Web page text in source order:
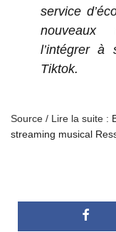
service
nouveaux
l’intégrer à
Tiktok.
Source / Lire la suite :
streaming musical